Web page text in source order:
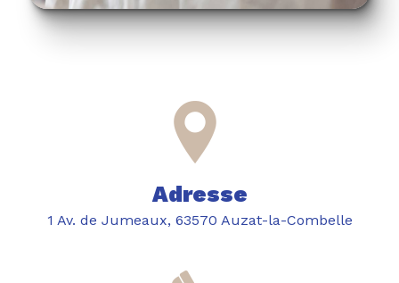
Adresse
1 Av. de Jumeaux, 63570 Auzat-la-Combelle